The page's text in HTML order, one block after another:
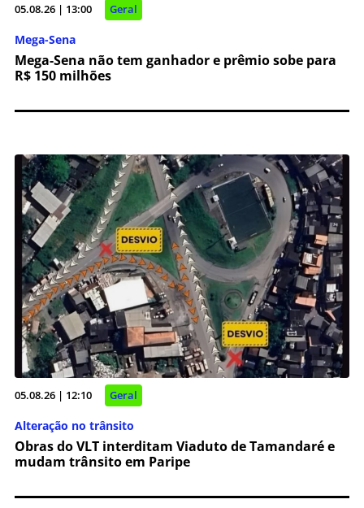
05.08.26 | 13:00 Geral
Mega-Sena
Mega-Sena não tem ganhador e prêmio sobe para
R$ 150 milhões
05.08.26 | 12:10 Geral
Alteração no trânsito
Obras do VLT interditam Viaduto de Tamandaré e
mudam trânsito em Paripe